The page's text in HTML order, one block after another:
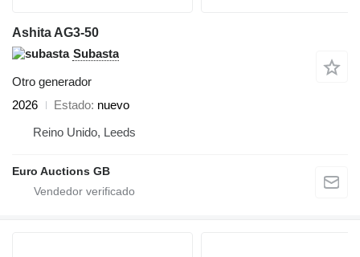
Ashita AG3-50
Subasta
Otro generador
2026
Estado nuevo
Reino Unido, Leeds
Euro Auctions GB